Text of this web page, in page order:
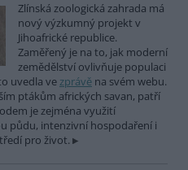
Zlínská zoologická zahrada má
nový výzkumný projekt v
Jihoafrické republice.
Zaměřený je na to, jak moderní
zemědělství ovlivňuje populaci
uvedla vezprávě na svém webu.
ptákům afrických savan, patří
je zejména využití
půdu, intenzivní hospodaření i
pro život.